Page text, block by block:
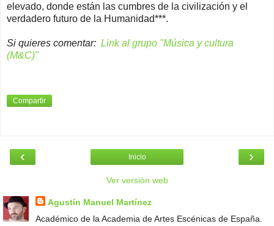
elevado, donde están las cumbres de la civilización y el
verdadero futuro de la Humanidad***.
Si quieres comentar: Link al grupo "Música y cultura
(M&C)"
Compartir
‹ ›
Inicio
Ver versión web
Agustín Manuel Martínez
Académico de la Academia de Artes Escénicas de España.